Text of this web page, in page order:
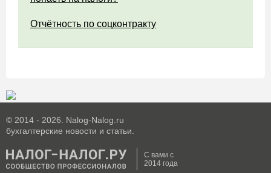
Отчётность по соцконтракту
© 2014 - 2026. Nalog-Nalog.ru
бухгалтерские новости и статьи.
С вами с
2014 года